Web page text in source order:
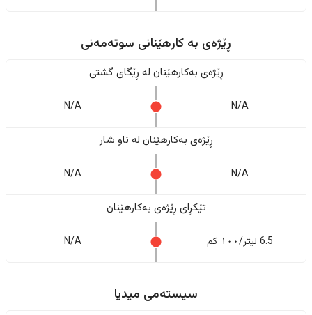
ڕێژەى به کارهێنانی سوتەمەنی
ڕێژەى بەکارهێنان له ڕێگای گشتی
N/A
N/A
ڕێژەى بەکارهێنان له ناو شار
N/A
N/A
تێکڕای ڕێژەى بەکارهێنان
6.5 لیتر/١٠٠ کم N/A
سیستەمی میدیا